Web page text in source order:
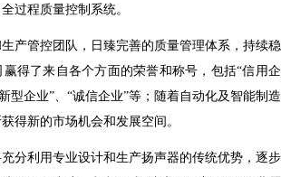
过程质量控制系统。
管控团队，日臻完善的质量管理体系，持续稳
得了来自各个方面的荣誉和称号，包括“信用企
型企业”、“诚信企业”等；随着自动化及智能制造
得新的市场机会和发展空间。
利用专业设计和生产扬声器的传统优势，逐步